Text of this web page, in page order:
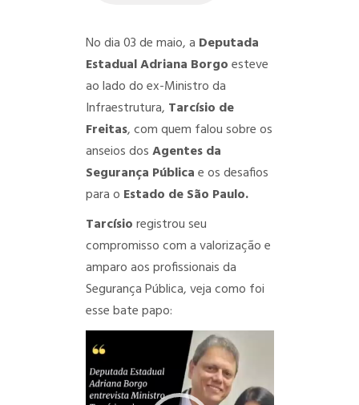
No dia 03 de maio, a Deputada
Estadual Adriana Borgoesteve
ao lado do ex-Ministro da
Infraestrutura, Tarcísio de
Freitas, com quem falou sobre os
anseios dosAgentes da
Segurança Públicae os desafios
para o Estado de São Paulo.
Tarcísioregistrou seu
compromisso com a valorização e
amparo aos profissionais da
Segurança Pública, veja como foi
esse bate papo:
Tocador
de
vídeo